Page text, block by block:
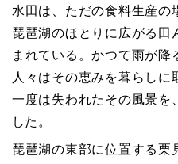
水田は、ただの食料生産の
琵琶湖のほとりに広がる田
まれている。かつて雨が降
人々はその恵みを暮らし
一度は失われたその風景を
した。
琵琶湖の東部に位置する栗